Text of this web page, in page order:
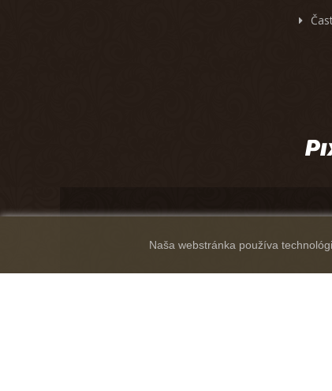
Naša webstránka používa